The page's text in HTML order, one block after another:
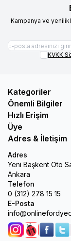
Kampanya ve
KVKK
Kategoriler
Önemli Bilgiler
Hızlı Erişim
Üye
Adres & İletişim
Adres
Yeni Başkent Oto
Ankara
Telefon
0 (312) 278 15 15
E-Posta